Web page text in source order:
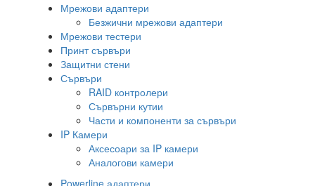
Мрежови адаптери
Безжични мрежови адаптери
Мрежови тестери
Принт сървъри
Защитни стени
Сървъри
RAID контролери
Сървърни кутии
Части и компоненти за сървъри
IP Камери
Аксесоари за IP камери
Аналогови камери
Powerline адаптери